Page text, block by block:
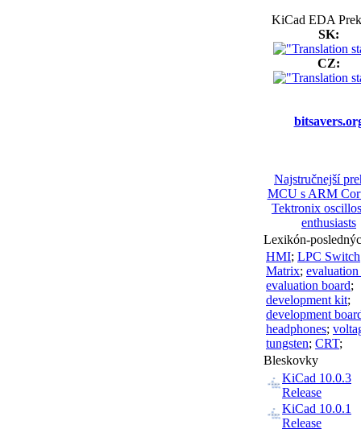
KiCad EDA
SK:
CZ:
Najstručnejší
MCU s ARM
Tektronix
enthusiasts
Lexikón-
HMI; LPC Switch
Matrix;
evaluation board;
development kit;
development
headphones;
tungsten; CRT;
Bleskovky
KiCad 10.0.3
Release
KiCad 10.0.1
Release